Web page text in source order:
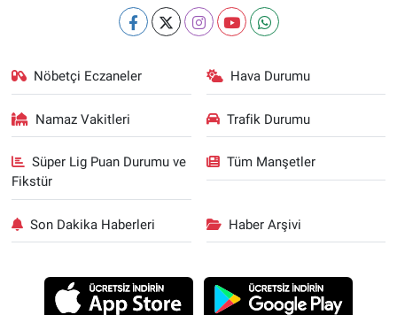
Nöbetçi Eczaneler Hava Durumu
Namaz Vakitleri Trafik Durumu
Süper Lig Puan Durumu ve
Fikstür
Tüm Manşetler
Son Dakika Haberleri Haber Arşivi